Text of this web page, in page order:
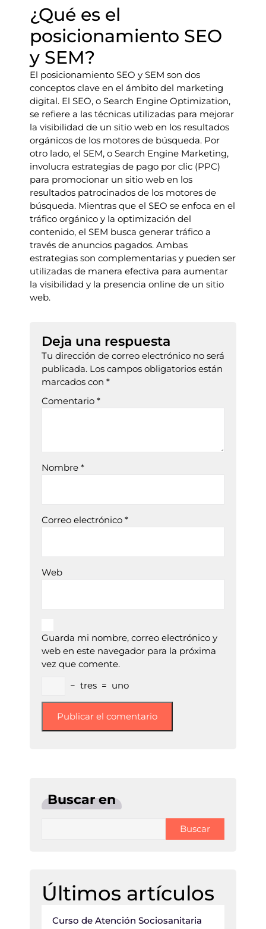
¿Qué es el
posicionamiento SEO
y SEM?
El posicionamiento SEO y SEM son dos
conceptos clave en el ámbito del marketing
digital. El SEO, o Search Engine Optimization,
se refiere a las técnicas utilizadas para mejorar
la visibilidad de un sitio web en los resultados
orgánicos de los motores de búsqueda. Por
otro lado, el SEM, o Search Engine Marketing,
involucra estrategias de pago por clic (PPC)
para promocionar un sitio web en los
resultados patrocinados de los motores de
búsqueda. Mientras que el SEO se enfoca en el
tráfico orgánico y la optimización del
contenido, el SEM busca generar tráfico a
través de anuncios pagados. Ambas
estrategias son complementarias y pueden ser
utilizadas de manera efectiva para aumentar
la visibilidad y la presencia online de un sitio
web.
Deja una respuesta
Tu dirección de correo electrónico no será
publicada. Los campos obligatorios están
marcados con *
Comentario *
Nombre *
Correo electrónico *
Web
Guarda mi nombre, correo electrónico y
web en este navegador para la próxima
vez que comente.
− tres = uno
Buscar en
Buscar
Últimos artículos
Curso de Atención Sociosanitaria